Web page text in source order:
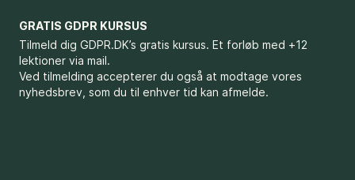
GRATIS GDPR KURSUS
Tilmeld dig GDPR.DK’s gratis kursus. Et forløb med +12
lektioner via mail.
Ved tilmelding accepterer du også at modtage vores
nyhedsbrev, som du til enhver tid kan afmelde.